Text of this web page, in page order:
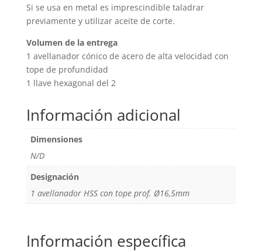
Si se usa en metal es imprescindible taladrar
previamente y utilizar aceite de corte.
Volumen de la entrega
1 avellanador cónico de acero de alta velocidad con
tope de profundidad
1 llave hexagonal del 2
Información adicional
Dimensiones
N/D
Designación
1 avellanador HSS con tope prof. Ø16,5mm
Información específica